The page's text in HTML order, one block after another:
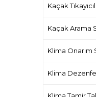
Kaçak
Kaçak Arama
Klima Onarım
Klima